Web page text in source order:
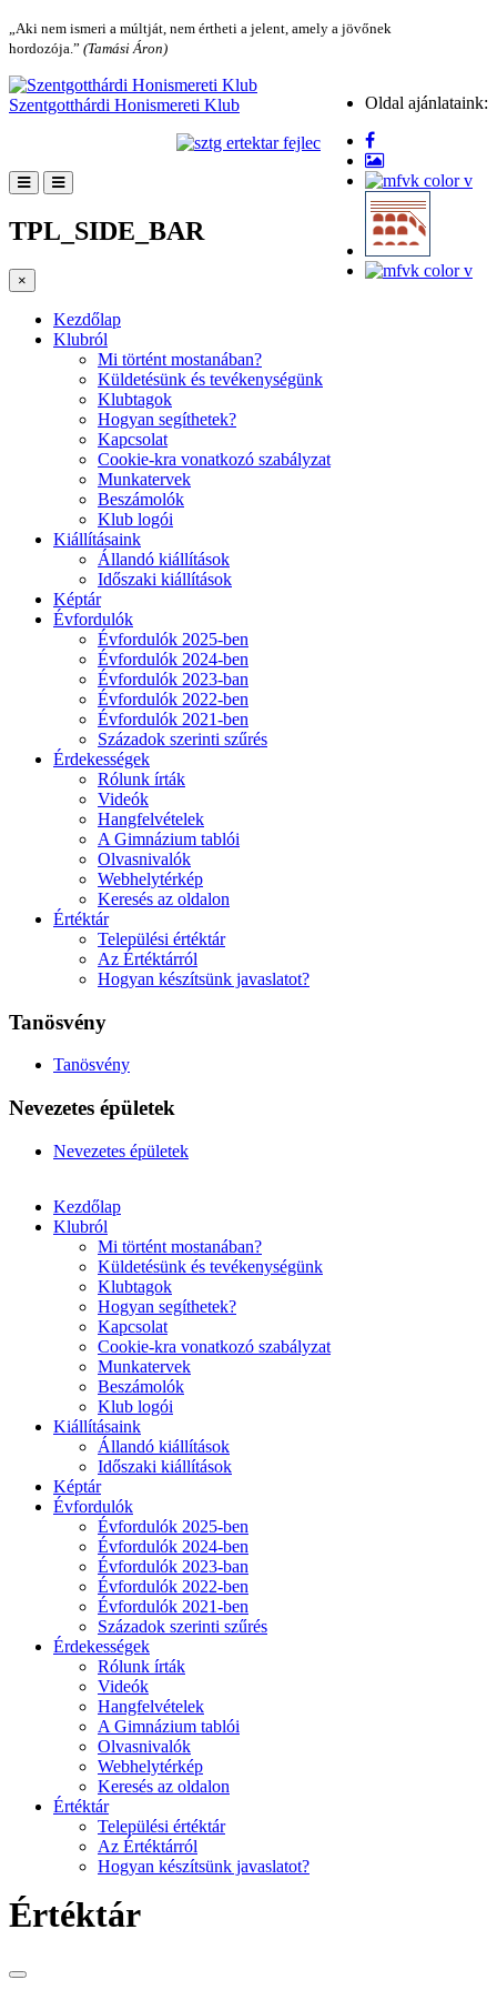
„Aki nem ismeri a múltját, nem értheti a jelent, amely a jövőnek
hordozója.” (Tamási Áron)
Oldal ajánlataink:
Szentgotthárdi Honismereti Klub
TPL_SIDE_BAR
×
Kezdőlap
Klubról
Mi történt mostanában?
Küldetésünk és tevékenységünk
Klubtagok
Hogyan segíthetek?
Kapcsolat
Cookie-kra vonatkozó szabályzat
Munkatervek
Beszámolók
Klub logói
Kiállításaink
Állandó kiállítások
Időszaki kiállítások
Képtár
Évfordulók
Évfordulók 2025-ben
Évfordulók 2024-ben
Évfordulók 2023-ban
Évfordulók 2022-ben
Évfordulók 2021-ben
Századok szerinti szűrés
Érdekességek
Rólunk írták
Videók
Hangfelvételek
A Gimnázium tablói
Olvasnivalók
Webhelytérkép
Keresés az oldalon
Értéktár
Települési értéktár
Az Értéktárról
Hogyan készítsünk javaslatot?
Tanösvény
Tanösvény
Nevezetes épületek
Nevezetes épületek
Kezdőlap
Klubról
Mi történt mostanában?
Küldetésünk és tevékenységünk
Klubtagok
Hogyan segíthetek?
Kapcsolat
Cookie-kra vonatkozó szabályzat
Munkatervek
Beszámolók
Klub logói
Kiállításaink
Állandó kiállítások
Időszaki kiállítások
Képtár
Évfordulók
Évfordulók 2025-ben
Évfordulók 2024-ben
Évfordulók 2023-ban
Évfordulók 2022-ben
Évfordulók 2021-ben
Századok szerinti szűrés
Érdekességek
Rólunk írták
Videók
Hangfelvételek
A Gimnázium tablói
Olvasnivalók
Webhelytérkép
Keresés az oldalon
Értéktár
Települési értéktár
Az Értéktárról
Hogyan készítsünk javaslatot?
Értéktár